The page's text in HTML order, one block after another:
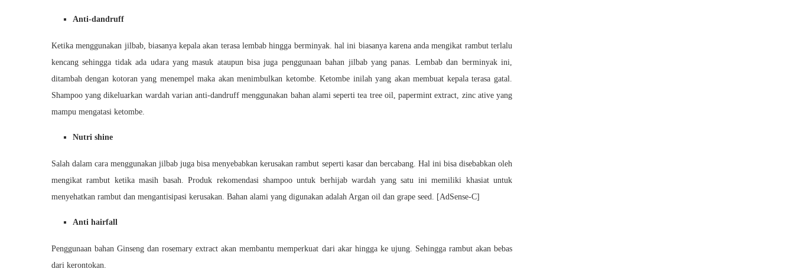
Anti-dandruff
Ketika menggunakan jilbab, biasanya kepala akan terasa lembab hingga berminyak. hal ini biasanya karena anda mengikat rambut terlalu
kencang sehingga tidak ada udara yang masuk ataupun bisa juga penggunaan bahan jilbab yang panas. Lembab dan berminyak ini,
ditambah dengan kotoran yang menempel maka akan menimbulkan ketombe. Ketombe inilah yang akan membuat kepala terasa gatal.
Shampoo yang dikeluarkan wardah varian anti-dandruff menggunakan bahan alami seperti tea tree oil, papermint extract, zinc ative yang
mampu mengatasi ketombe.
Nutri shine
Salah dalam cara menggunakan jilbab juga bisa menyebabkan kerusakan rambut seperti kasar dan bercabang. Hal ini bisa disebabkan oleh
mengikat rambut ketika masih basah. Produk rekomendasi shampoo untuk berhijab wardah yang satu ini memiliki khasiat untuk
menyehatkan rambut dan mengantisipasi kerusakan. Bahan alami yang digunakan adalah Argan oil dan grape seed. [AdSense-C]
Anti hairfall
Penggunaan bahan Ginseng dan rosemary extract akan membantu memperkuat dari akar hingga ke ujung. Sehingga rambut akan bebas
dari kerontokan.